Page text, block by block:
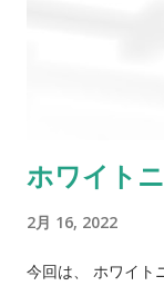
開始から一ヶ月後
したが、まだ黄色
確認と同時にオフ
は一時間半程度で
トニング後より、
限り歯を白くした
す。 ご自身の歯の
ホワイト
2月 16, 2022
今回は、 ホワイト